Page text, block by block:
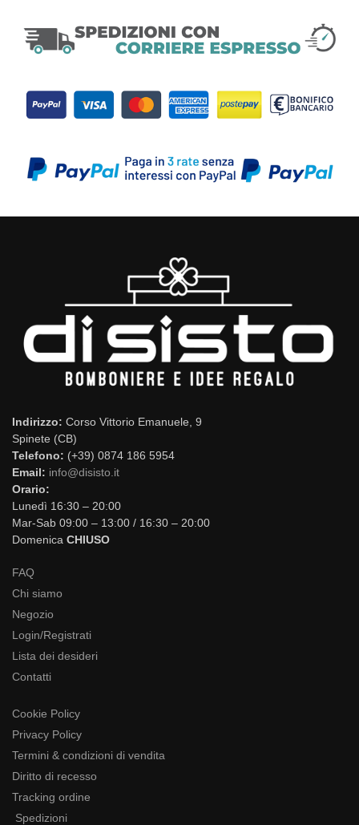
Indirizzo: Corso Vittorio Emanuele, 9
Spinete (CB)
Telefono: (+39) 0874 186 5954
Email: info@disisto.it
Orario:
Lunedì 16:30 – 20:00
Mar-Sab 09:00 – 13:00 / 16:30 – 20:00
Domenica CHIUSO
FAQ
Chi siamo
Negozio
Login/Registrati
Lista dei desideri
Contatti
Cookie Policy
Privacy Policy
Termini & condizioni di vendita
Diritto di recesso
Tracking ordine
Spedizioni